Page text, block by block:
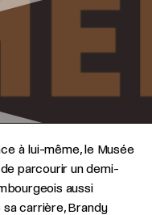
à lui-même, le Musée
parcourir un demi-
aussi
sa carrière, Brandy